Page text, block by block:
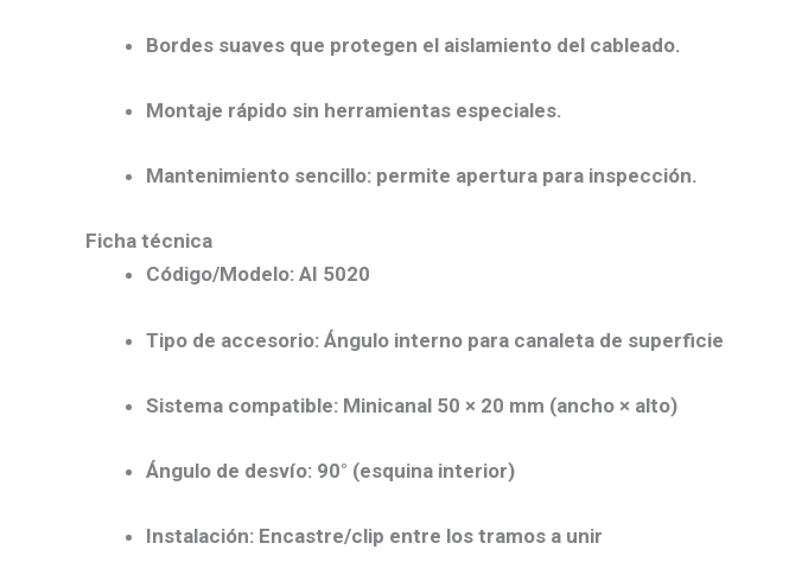
Bordes suaves que protegen el aislamiento del cableado.
Montaje rápido sin herramientas especiales.
Mantenimiento sencillo: permite apertura para inspección.
Ficha técnica
Código/Modelo: AI 5020
Tipo de accesorio: Ángulo interno para canaleta de superficie
Sistema compatible: Minicanal 50 × 20 mm (ancho × alto)
Ángulo de desvío: 90° (esquina interior)
Instalación: Encastre/clip entre los tramos a unir